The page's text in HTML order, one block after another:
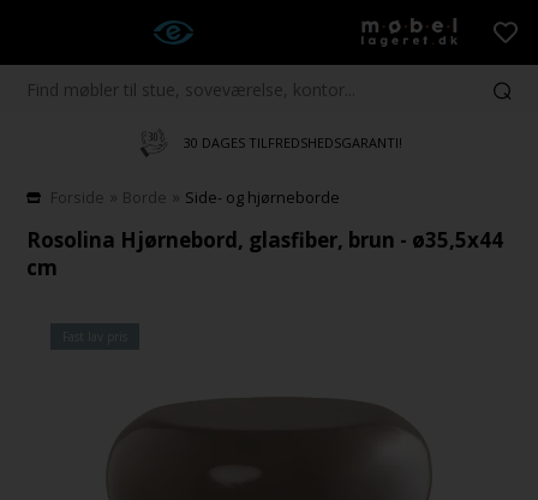
⭐GODKENDT AF E-
Forside » Borde » Side- og hjørneborde
Rosolina Hjørnebord, glasfiber, brun - ø35,5x44
cm